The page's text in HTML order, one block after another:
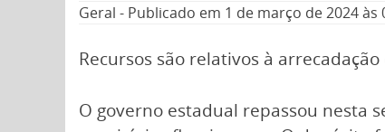
Geral - Publicado em 1 de março de 2024às
Recursos são relativos à arrecadação
O governo estadual repassou nesta